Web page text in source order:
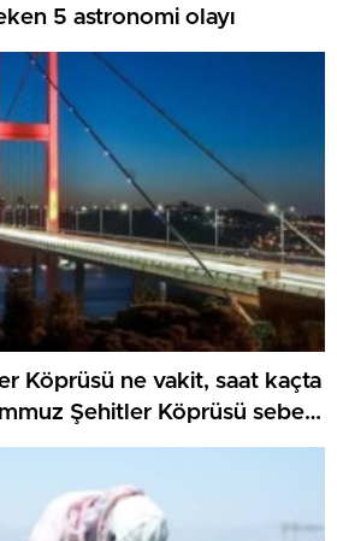
5 astronomi olayı
Köprüsü ne vakit, saat kaçta
Şehitler Köprüsü sebep
güzergahlar neresi olacak?